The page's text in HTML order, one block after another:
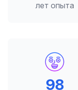
лет опыта
98